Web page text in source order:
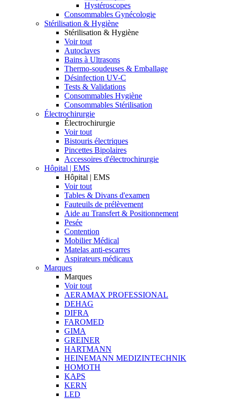
Hystéroscopes
Consommables Gynécologie
Stérilisation & Hygiène
Stérilisation & Hygiène
Voir tout
Autoclaves
Bains à Ultrasons
Thermo-soudeuses & Emballage
Désinfection UV-C
Tests & Validations
Consommables Hygiène
Consommables Stérilisation
Électrochirurgie
Électrochirurgie
Voir tout
Bistouris électriques
Pincettes Bipolaires
Accessoires d'électrochirurgie
Hôpital | EMS
Hôpital | EMS
Voir tout
Tables & Divans d'examen
Fauteuils de prélèvement
Aide au Transfert & Positionnement
Pesée
Contention
Mobilier Médical
Matelas anti-escarres
Aspirateurs médicaux
Marques
Marques
Voir tout
AERAMAX PROFESSIONAL
DEHAG
DIFRA
FAROMED
GIMA
GREINER
HARTMANN
HEINEMANN MEDIZINTECHNIK
HOMOTH
KAPS
KERN
LED